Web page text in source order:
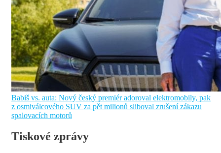
Tiskové zprávy
Babiš vs. auta: Nový český premiér adoroval elektromobily, pak
z osmiválcového SUV za pět milionů sliboval zrušení zákazu
spalovacích motorů